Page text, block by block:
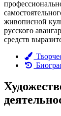
живописной
русского
средств